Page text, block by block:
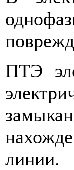
ПТЭ
линии.